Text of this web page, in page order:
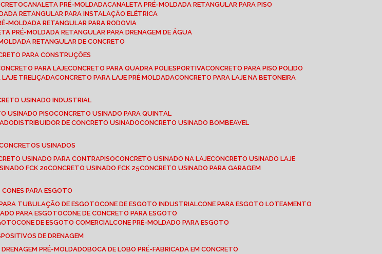
CANALETA PRÉ-MOLDADA CANALETA PRÉ-MOLDADA RETANGULAR PARA PISO
RETANGULAR PARA INSTALAÇÃO ELÉTRICA
MOLDADA RETANGULAR PARA RODOVIA
PRÉ-MOLDADA RETANGULAR PARA DRENAGEM DE ÁGUA
RETANGULAR DE CONCRETO
PARA CONSTRUÇÕES
PARA LAJE CONCRETO PARA QUADRA POLIESPORTIVA CONCRETO PARA PISO POLIDO
LAJE TRELIÇADA CONCRETO PARA LAJE PRÉ MOLDADA CONCRETO PARA LAJE NA BETONEIRA
USINADO INDUSTRIAL
USINADO PISO CONCRETO USINADO PARA QUINTAL
DISTRIBUIDOR DE CONCRETO USINADO CONCRETO USINADO BOMBEAVEL
CONCRETOS USINADOS
USINADO PARA CONTRAPISO CONCRETO USINADO NA LAJE CONCRETO USINADO LAJE
FCK 20 CONCRETO USINADO FCK 25 CONCRETO USINADO PARA GARAGEM
CONES PARA ESGOTO
PARA TUBULAÇÃO DE ESGOTO CONE DE ESGOTO INDUSTRIAL CONE PARA ESGOTO LOTEAMENTO
PARA ESGOTO CONE DE CONCRETO PARA ESGOTO
CONE DE ESGOTO COMERCIAL CONE PRÉ-MOLDADO PARA ESGOTO
DE DRENAGEM
DRENAGEM PRÉ-MOLDADO BOCA DE LOBO PRÉ-FABRICADA EM CONCRETO